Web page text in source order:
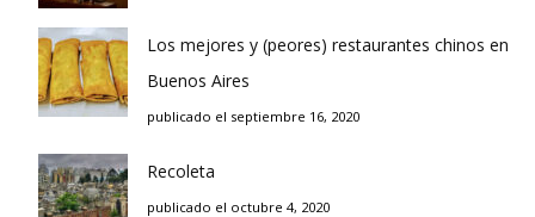
Los mejores y (peores) restaurantes chinos en
Buenos Aires
publicado el septiembre 16, 2020
Recoleta
publicado el octubre 4, 2020